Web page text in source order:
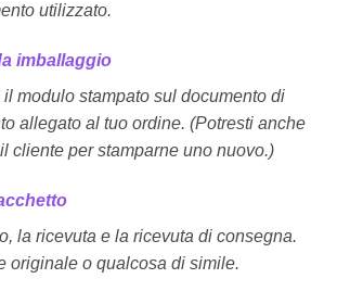
utilizzato.
imballaggio
il modulo stampato sul documento di
allegato al tuo ordine. (Potresti anche
cliente per stamparne uno nuovo.)
la ricevuta e la ricevuta di consegna.
originale o qualcosa di simile.